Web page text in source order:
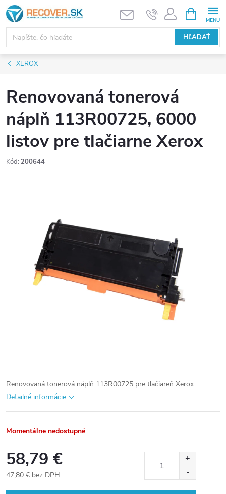
Prejsť
na
obsah
HĽADAŤ
KOŠÍK
XEROX
Renovovaná tonerová
náplň 113R00725, 6000
listov pre tlačiarne Xerox
Kód: 200644
Renovovaná tonerová náplň 113R00725 pre tlačiareň Xerox.
Detailné informácie
Momentálne nedostupné
58,79 €
47,80 € bez DPH